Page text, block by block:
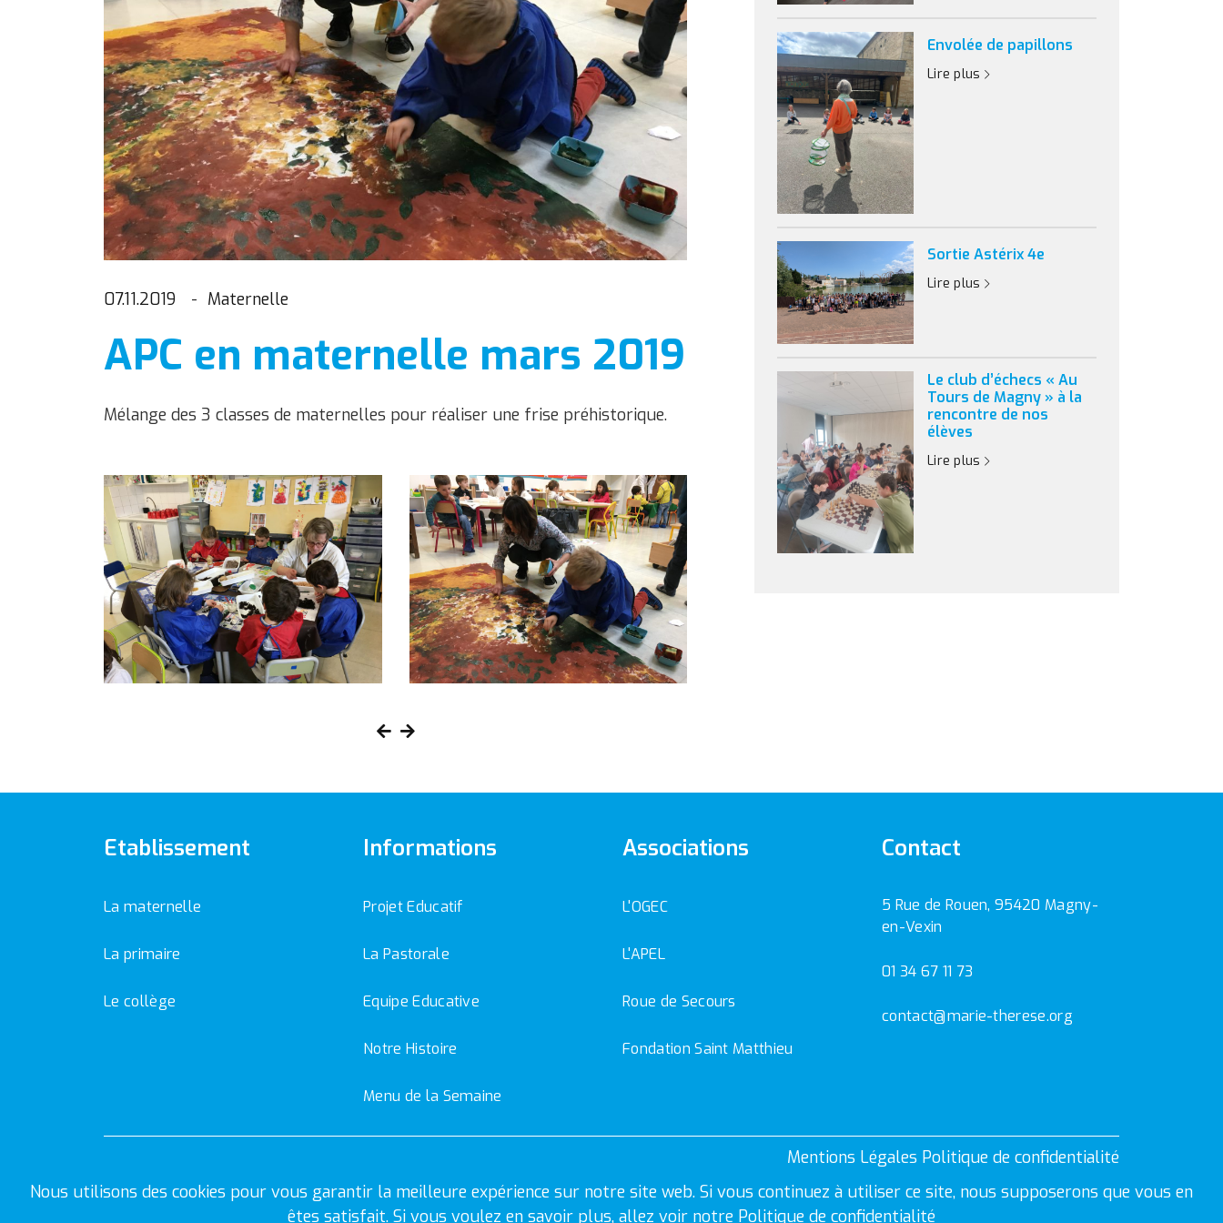
07.11.2019 Maternelle
APC en maternelle mars 2019
Mélange des 3 classes de maternelles pour réaliser une frise préhistorique.
Envolée de papillons
Lire plus
Sortie Astérix 4e
Lire plus
Le club d’échecs « Au
Tours de Magny » à la
rencontre de nos
élèves
Lire plus
Nous utilisons des cookies pour vous garantir la meilleure expérience sur notre site web. Si vous continuez à utiliser ce site, nous supposerons que vous en
êtes satisfait. Si vous voulez en savoir plus, allez voir notre Politique de confidentialité
Etablissement
La maternelle
La primaire
Le collège
Informations
Projet Educatif
La Pastorale
Equipe Educative
Notre Histoire
Menu de la Semaine
Associations
L'OGEC
L'APEL
Roue de Secours
Fondation Saint Matthieu
Contact
5 Rue de Rouen, 95420 Magny-
en-Vexin
01 34 67 11 73
contact@marie-therese.org
Mentions Légales Politique de confidentialité